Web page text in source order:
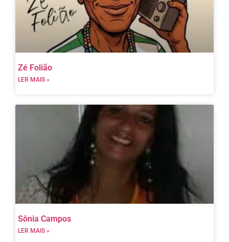
Zé Folião
LER MAIS »
Sônia Campos
LER MAIS »